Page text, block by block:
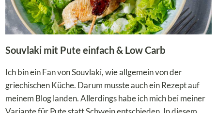
Souvlaki mit Pute einfach & Low Carb
Ich bin ein Fan von Souvlaki, wie allgemein von der
griechischen Küche. Darum musste auch ein Rezept auf
meinem Blog landen. Allerdings habe ich mich bei meiner